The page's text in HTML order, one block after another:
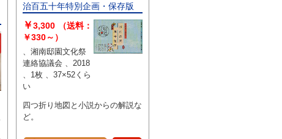
治百五十年特別企画・保存版
￥3,300
（送料：
￥330～）
、湘南邸園文化祭
連絡協議会 、2018
、1枚 、37×52くら
い
四つ折り地図と小説からの解説な
ど。